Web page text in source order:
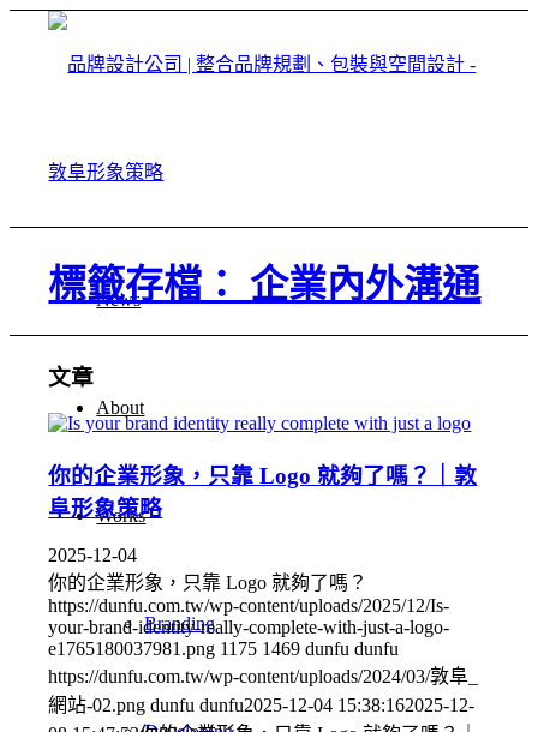
News
About
Works
Branding
標籤存檔： 企業內外溝通
文章
你的企業形象，只靠 Logo 就夠了嗎？｜敦
阜形象策略
2025-12-04
你的企業形象，只靠 Logo 就夠了嗎？
https://dunfu.com.tw/wp-content/uploads/2025/12/Is-
your-brand-identity-really-complete-with-just-a-logo-
e1765180037981.png 1175 1469 dunfu dunfu
https://dunfu.com.tw/wp-content/uploads/2024/03/敦阜_
網站-02.png dunfu dunfu2025-12-04 15:38:162025-12-